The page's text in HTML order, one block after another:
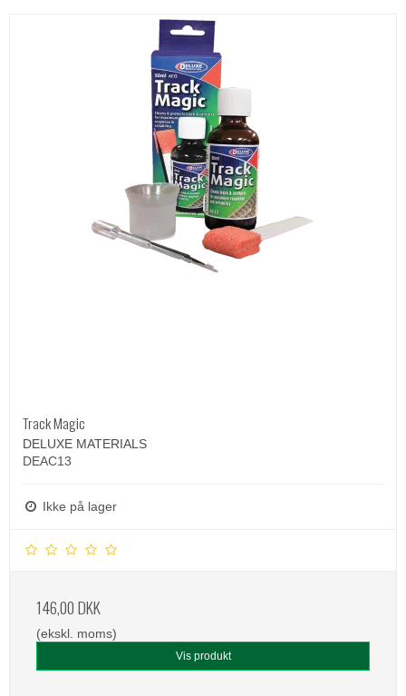
Track Magic
DELUXE MATERIALS
DEAC13
Ikke på lager
146,00 DKK
(ekskl. moms)
Vis produkt